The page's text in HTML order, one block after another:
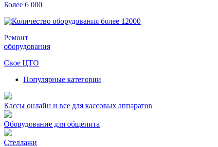
Более 6 000
Ремонт
оборудования
Свое ЦТО
Популярные категории
Кассы онлайн и все для кассовых аппаратов
Оборудование для общепита
Стеллажи